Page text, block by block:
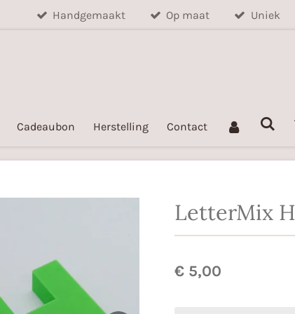
Handgemaakt Op maat Uniek
Cadeaubon Herstelling Contact
LetterMix H
€ 5,00